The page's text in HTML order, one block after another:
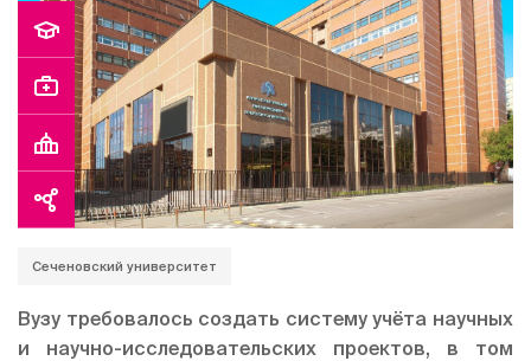
Сеченовский университет
Вузу требовалось создать систему учёта научных
и научно-исследовательских проектов, в том